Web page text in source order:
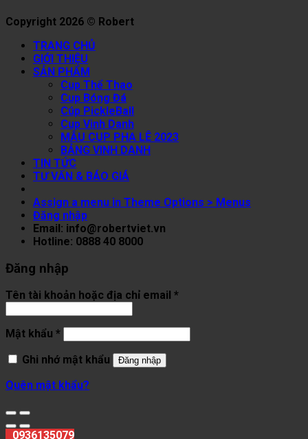
Copyright 2026 © Robert
TRANG CHỦ
GIỚI THIỆU
SẢN PHẨM
Cup Thể Thao
Cup Bóng Đá
Cúp PickleBall
Cup Vinh Danh
MẪU CUP PHA LÊ 2023
BẢNG VINH DANH
TIN TỨC
TƯ VẤN & BÁO GIÁ
Assign a menu in Theme Options > Menus
Đăng nhập
Email: info@robertviet.vn
Hotline: 0888 40 8000
Đăng nhập
Tên tài khoản hoặc địa chỉ email *
Mật khẩu *
Ghi nhớ mật khẩu
Đăng nhập
Quên mật khẩu?
0936135079